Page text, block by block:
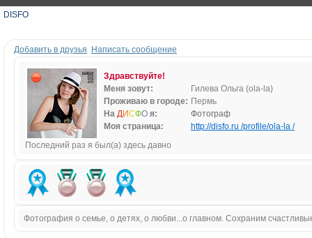
DISFO
Добавить в друзья Написать сообщение
Здравствуйте!
Меня зовут:
Гилева Ольга (ola-la)
Проживаю в городе: Пермь
На ДИСФО я:
Фотограф
Моя страница:
http://disfo.ru /profile/ola-la /
Последний раз я был(а) здесь давно
Фотография о семье, о детях, о любви...о главном. Сохраним